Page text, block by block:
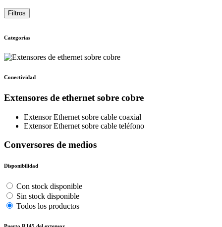
Filtros
Categorías
Conectividad
Extensores de ethernet sobre cobre
Extensor Ethernet sobre cable coaxial
Extensor Ethernet sobre cable teléfono
Conversores de medios
Disponibilidad
Con stock disponible
Sin stock disponible
Todos los productos